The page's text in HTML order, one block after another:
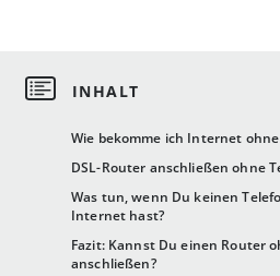
Wie bekomme ich Internet ohne
DSL-Router anschließen ohne
Was tun, wenn Du keinen
Internet hast?
Fazit: Kannst Du einen Router
anschließen?